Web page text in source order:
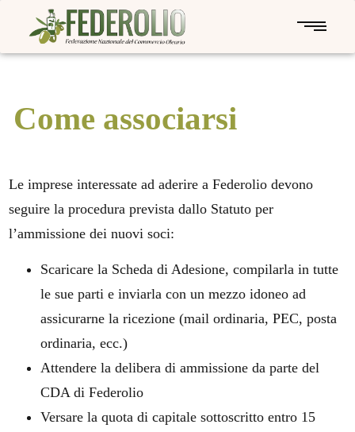
Come associarsi
Le imprese interessate ad aderire a Federolio devono
seguire la procedura prevista dallo Statuto per
l’ammissione dei nuovi soci:
Scaricare la Scheda di Adesione, compilarla in tutte
le sue parti e inviarla con un mezzo idoneo ad
assicurarne la ricezione (mail ordinaria, PEC, posta
ordinaria, ecc.)
Attendere la delibera di ammissione da parte del
CDA di Federolio
Versare la quota di capitale sottoscritto entro 15